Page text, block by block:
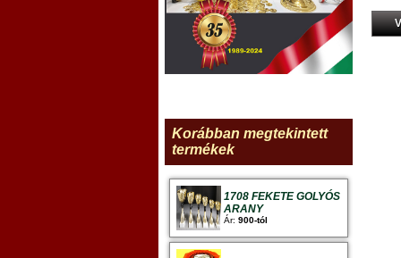
Korábban megtekintett
termékek
1708 FEKETE GOLYÓS
ARANY
Ár: 900-tól